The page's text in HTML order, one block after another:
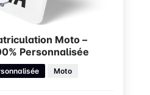
Moto –
Personnalisée
Moto